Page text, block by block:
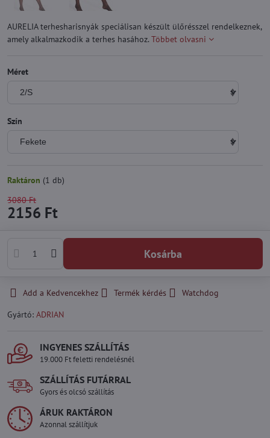
AURELIA terhesharisnyák speciálisan készült ülőrésszel rendelkeznek,
amely alkalmazkodik a terhes hasához. Többet olvasni
Méret
Szín
Raktáron (1 db)
3080 Ft
2156 Ft
Kosárba
Add a Kedvencekhez Termék kérdés
Watchdog
Gyártó: ADRIAN
INGYENES SZÁLLÍTÁS
19.000 Ft feletti rendelésnél
SZÁLLÍTÁS FUTÁRRAL
Gyors és olcsó szállítás
ÁRUK RAKTÁRON
Azonnal szállítjuk